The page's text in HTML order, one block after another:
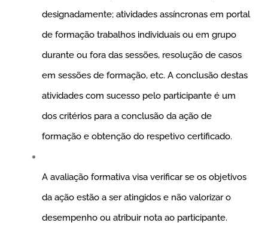
designadamente; atividades assíncronas em portal
de formação trabalhos individuais ou em grupo
durante ou fora das sessões, resolução de casos
em sessões de formação, etc. A conclusão destas
atividades com sucesso pelo participante é um
dos critérios para a conclusão da ação de
formação e obtenção do respetivo certificado.
A avaliação formativa visa verificar se os objetivos
da ação estão a ser atingidos e não valorizar o
desempenho ou atribuir nota ao participante.